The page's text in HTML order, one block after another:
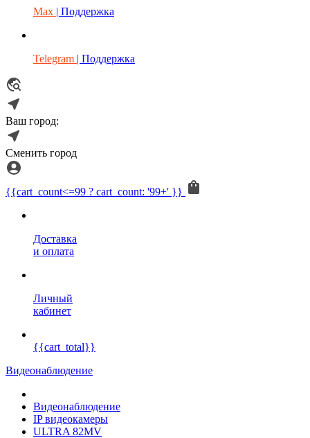
Max | Поддержка
Telegram | Поддержка
Ваш город:
Сменить город
{{cart_count<=99 ? cart_count: '99+' }}
Доставка
и оплата
Личный
кабинет
{{cart_total}}
Видеонаблюдение
Видеонаблюдение
IP видеокамеры
ULTRA 82MV